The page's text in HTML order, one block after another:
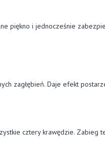
piękno i jednocześnie
zagłębień. Daje efekt
cztery krawędzie. Zabieg